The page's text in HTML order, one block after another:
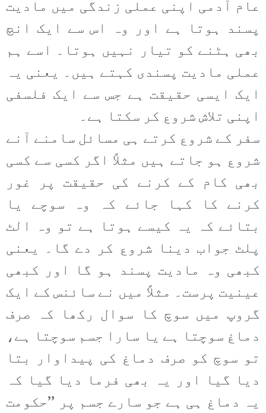
عام آدمی اپنی عملی زندگی میں مادیت
پسند ہوتا ہے اور وہ اس سے ایک انچ
بھی ہٹنے کو تیار نہیں ہوتا۔ اسے ہم
عملی مادیت پسندی کہتے ہیں۔ یعنی یہ
ایک ایسی حقیقت ہے جس سے ایک فلسفی
اپنی تلاش شروع کر سکتا ہے۔
سفر کے شروع کرتے ہی مسائل سامنے آنے
شروع ہو جاتے ہیں مثلاً اگر کسی سے کسی
بھی کام کے کرنے کی حقیقت پر غور
کرنے کا کہا جائے کہ وہ سوچے یا
بتائے کہ یہ کیسے ہوتا ہے تو وہ الٹ
پلٹ جواب دینا شروع کر دے گا۔ یعنی
کبھی وہ مادیت پسند ہو گا اور کبھی
عینیت پرست۔ مثلاً میں نے سائنس کے ایک
گروپ میں سوچ کا سوال رکھا کہ صرف
دماغ سوچتا ہے یا سارا جسم سوچتا ہے،
تو سوچ کو صرف دماغ کی پیداوار بتا
دیا گیا اور یہ بھی فرما دیا گیا کہ
یہ دماغ ہی ہے جو سارے جسم پر ’’حکومت